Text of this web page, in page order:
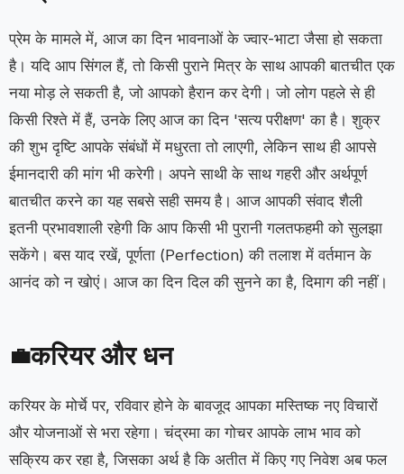
प्रेम के मामले में, आज का दिन भावनाओं के ज्वार-भाटा जैसा हो सकता
है। यदि आप सिंगल हैं, तो किसी पुराने मित्र के साथ आपकी बातचीत एक
नया मोड़ ले सकती है, जो आपको हैरान कर देगी। जो लोग पहले से ही
किसी रिश्ते में हैं, उनके लिए आज का दिन 'सत्य परीक्षण' का है। शुक्र
की शुभ दृष्टि आपके संबंधों में मधुरता तो लाएगी, लेकिन साथ ही आपसे
ईमानदारी की मांग भी करेगी। अपने साथी के साथ गहरी और अर्थपूर्ण
बातचीत करने का यह सबसे सही समय है। आज आपकी संवाद शैली
इतनी प्रभावशाली रहेगी कि आप किसी भी पुरानी गलतफहमी को सुलझा
सकेंगे। बस याद रखें, पूर्णता (Perfection) की तलाश में वर्तमान के
आनंद को न खोएं। आज का दिन दिल की सुनने का है, दिमाग की नहीं।
💼करियर और धन
करियर के मोर्चे पर, रविवार होने के बावजूद आपका मस्तिष्क नए विचारों
और योजनाओं से भरा रहेगा। चंद्रमा का गोचर आपके लाभ भाव को
सक्रिय कर रहा है, जिसका अर्थ है कि अतीत में किए गए निवेश अब फल